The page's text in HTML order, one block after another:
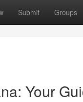
Submit Groups
Your